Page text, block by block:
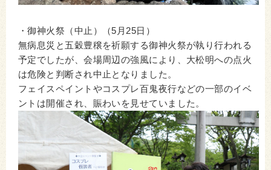
・御神火祭（中止）（5月25日）
無病息災と五穀豊穣を祈願する御神火祭が執り行われる
予定でしたが、会場周辺の強風により、大松明への点火
は危険と判断され中止となりました。
フェイスペイントやコスプレ百鬼夜行などの一部のイベ
ントは開催され、賑わいを見せていました。